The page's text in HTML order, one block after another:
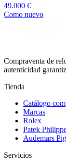
49.000 €
Como nuevo
Compraventa de
autenticidad
Tienda
Catálogo
Marcas
Rolex
Patek
Audemars
Servicios